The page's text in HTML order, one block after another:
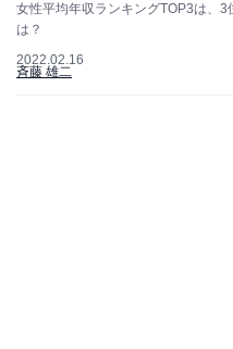
女性平均年収ランキングTOP3は、
は？
2022.02.16
斉藤 雄二